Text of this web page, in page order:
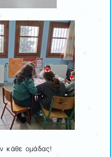
κάθε ομάδας!